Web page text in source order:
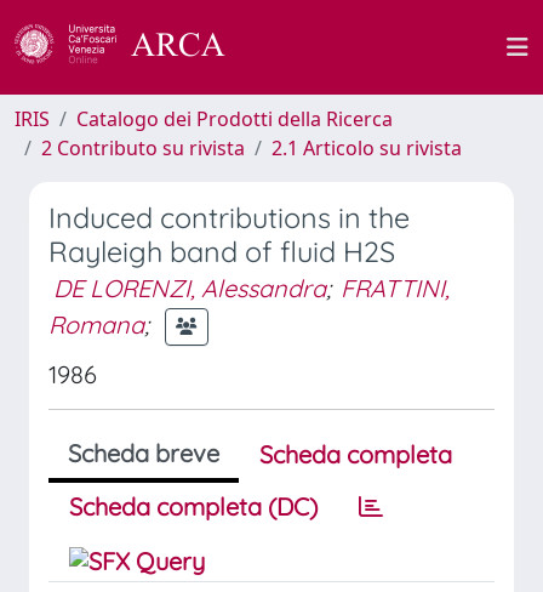
IRIS
Catalogo dei Prodotti della Ricerca
2 Contributo su rivista
2.1 Articolo su rivista
Induced contributions in the
Rayleigh band of fluid H2S
DE LORENZI, Alessandra; FRATTINI,
Romana;
1986
Scheda breve
Scheda completa
Scheda completa (DC)